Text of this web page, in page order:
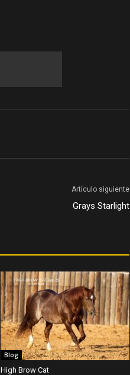
Artículo siguiente
Grays Starlight
Blog
High Brow Cat